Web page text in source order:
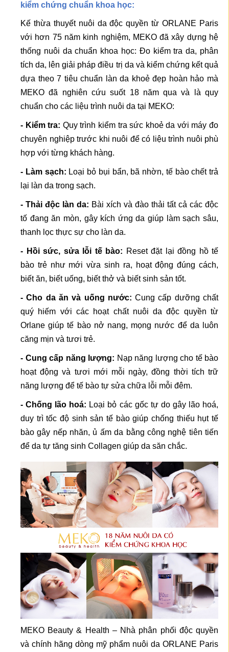
kiểm chứng chuẩn khoa học:
Kế thừa thuyết nuôi da độc quyền từ ORLANE Paris
với hơn 75 năm kinh nghiệm, MEKO đã xây dựng hệ
thống nuôi da chuẩn khoa học: Đo kiểm tra da, phân
tích da, lên giải pháp điều trị da và kiểm chứng kết quả
dựa theo 7 tiêu chuẩn làn da khoẻ đẹp hoàn hảo mà
MEKO đã nghiên cứu suốt 18 năm qua và là quy
chuẩn cho các liệu trình nuôi da tại MEKO:
- Kiểm tra: Quy trình kiểm tra sức khoẻ da với máy đo
chuyên nghiệp trước khi nuôi để có liệu trình nuôi phù
hợp với từng khách hàng.
- Làm sạch: Loại bỏ bụi bẩn, bã nhờn, tế bào chết trả
lại làn da trong sạch.
- Thải độc làn da: Bài xích và đào thải tất cả các độc
tố đang ăn mòn, gây kích ứng da giúp làm sạch sâu,
thanh lọc thực sự cho làn da.
- Hồi sức, sửa lỗi tế bào: Reset đặt lại đồng hồ tế
bào trẻ như mới vừa sinh ra, hoạt động đúng cách,
biết ăn, biết uống, biết thở và biết sinh sản tốt.
- Cho da ăn và uống nước: Cung cấp dưỡng chất
quý hiếm với các hoạt chất nuôi da độc quyền từ
Orlane giúp tế bào nở nang, mọng nước để da luôn
căng mịn và tươi trẻ.
- Cung cấp năng lượng: Nạp năng lượng cho tế bào
hoạt động và tươi mới mỗi ngày, đồng thời tích trữ
năng lượng để tế bào tự sửa chữa lỗi mỗi đêm.
- Chống lão hoá: Loại bỏ các gốc tự do gây lão hoá,
duy trì tốc độ sinh sản tế bào giúp chống thiếu hụt tế
bào gây nếp nhăn, ủ ấm da bằng công nghệ tiên tiến
để da tự tăng sinh Collagen giúp da săn chắc.
MEKO Beauty & Health – Nhà phân phối độc quyền
và chính hãng dòng mỹ phẩm nuôi da ORLANE Paris